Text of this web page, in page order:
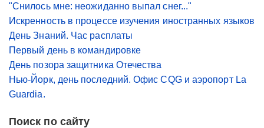
"Снилось мне: неожиданно выпал снег..."
Искренность в процессе изучения иностранных языков
День Знаний. Час расплаты
Первый день в командировке
День позора защитника Отечества
Нью-Йорк, день последний. Офис CQG и аэропорт La
Guardia.
Поиск по сайту